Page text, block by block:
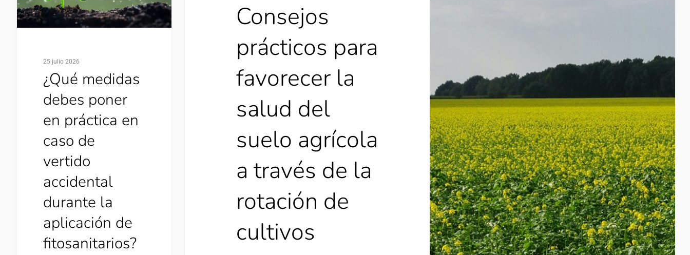
25 julio 2026
¿Qué medidas
debes poner
en práctica en
caso de
vertido
accidental
durante la
aplicación de
fitosanitarios?
Consejos
prácticos para
favorecer la
salud del
suelo agrícola
a través de la
rotación de
cultivos